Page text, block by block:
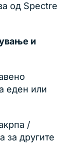
од Spectre
и
еден или
/
за другите